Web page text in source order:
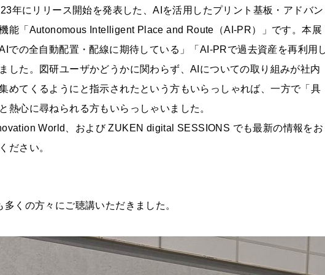
年にリリース開始を発表した、AIを活用したプリント基板・アドバン
能「Autonomous Intelligent Place and Route（AI-PR）」です。本展
での全自動配置・配線に期待している」「AI-PRで過去資産を再利用
した。図研ユーザかどうかに関わらず、AIについての取り組みが社内
めてくるようにと指示されたという方もいらっしゃれば、一方で「具
熱心に尋ねられる方もいらっしゃいました。
World、および ZUKEN digital SESSIONS でも最新の情報をお
ださい。
くの方々にご聴講いただきました。